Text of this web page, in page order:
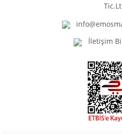
İletişim